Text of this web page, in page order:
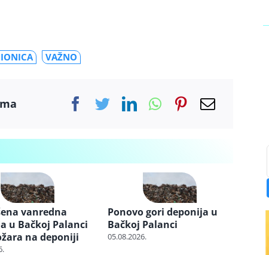
VAŽNO
vanredna
u Bačkoj Palanci
na deponiji
Ponovo gori deponija u
Bačkoj Palanci
05.08.2026.